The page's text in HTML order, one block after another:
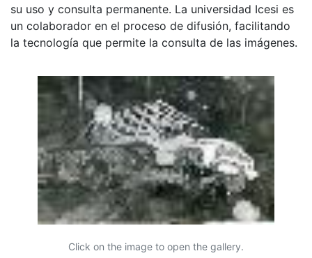
su uso y consulta permanente. La universidad Icesi es
un colaborador en el proceso de difusión, facilitando
la tecnología que permite la consulta de las imágenes.
Click on the image to open the gallery.